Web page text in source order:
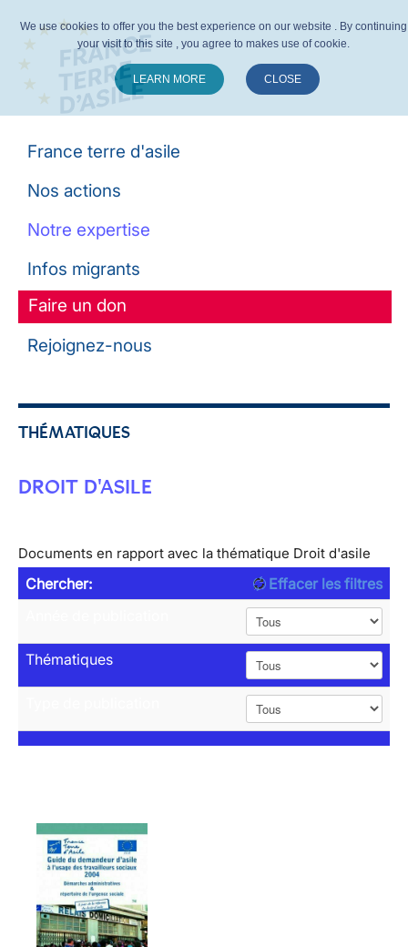
France terre d'asile
Nos actions
Notre expertise
Infos migrants
Faire un don
Rejoignez-nous
THÉMATIQUES
DROIT D'ASILE
Documents en rapport avec la thématique Droit d'asile
Chercher:
Effacer les filtres
Thématiques
We use cookies to offer you the best experience on our website . By continuing
your visit to this site , you agree to makes use of cookie.
LEARN MORE CLOSE